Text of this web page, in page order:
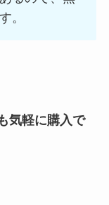
。
気軽に購入で